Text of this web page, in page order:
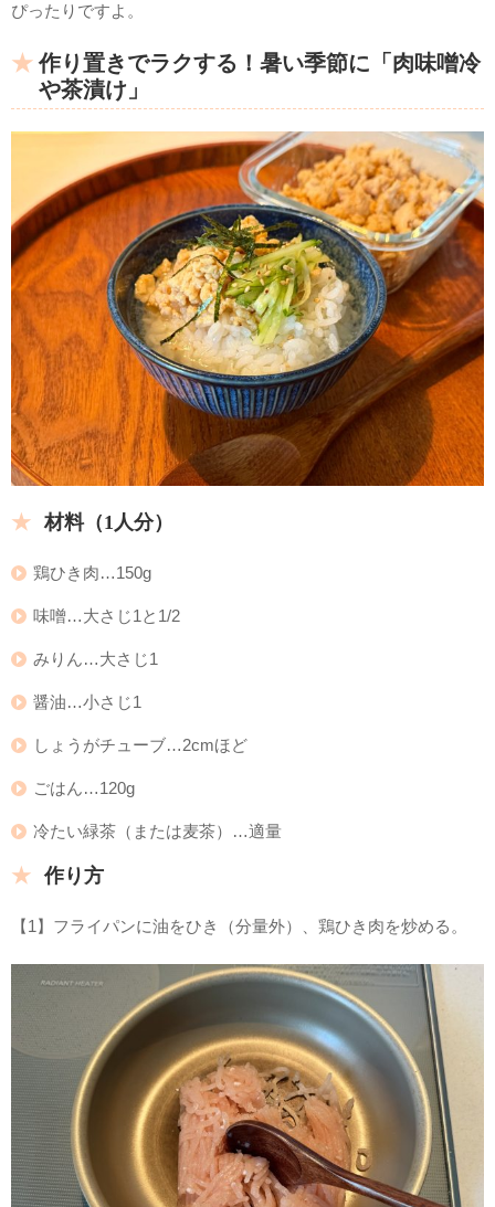
ぴったりですよ。
作り置きでラクする！暑い季節に「肉味噌冷
や茶漬け」
材料（1人分）
鶏ひき肉…150g
味噌…大さじ1と1/2
みりん…大さじ1
醤油…小さじ1
しょうがチューブ…2cmほど
ごはん…120g
冷たい緑茶（または麦茶）…適量
作り方
【1】フライパンに油をひき（分量外）、鶏ひき肉を炒める。